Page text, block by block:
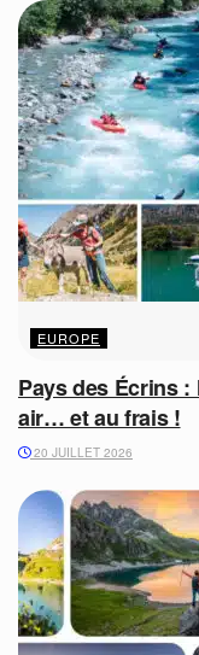
EUROPE
Pays des Écrins
air… et au frais !
20 JUILLET 2026